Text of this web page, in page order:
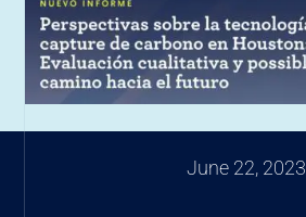
June 22, 2023